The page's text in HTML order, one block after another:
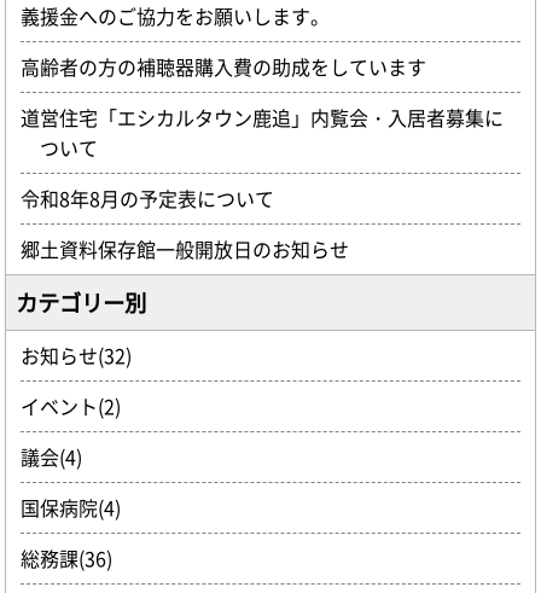
義援金へのご協力をお願いします。
高齢者の方の補聴器購入費の助成をしています
道営住宅「エシカルタウン鹿追」内覧会・入居者募集に
ついて
令和8年8月の予定表について
郷土資料保存館一般開放日のお知らせ
カテゴリー別
お知らせ(32)
イベント(2)
議会(4)
国保病院(4)
総務課(36)